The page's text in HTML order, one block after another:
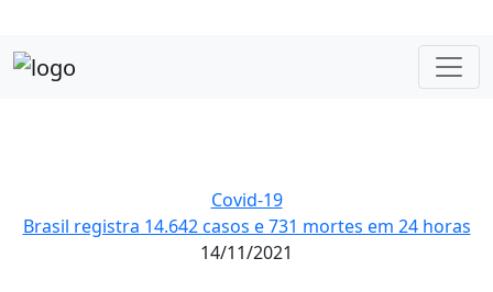
Covid-19
Brasil registra 14.642 casos e 731 mortes em 24 horas
14/11/2021